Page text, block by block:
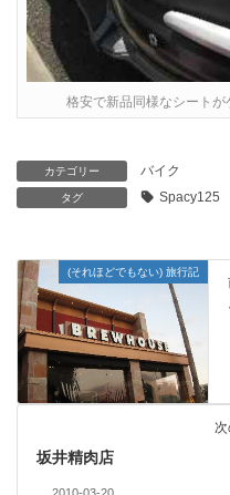
格安で新品同様なシートが
カテゴリー バイク
タグ Spacy125
(それほどでもない) 旅行記
坂井精肉店